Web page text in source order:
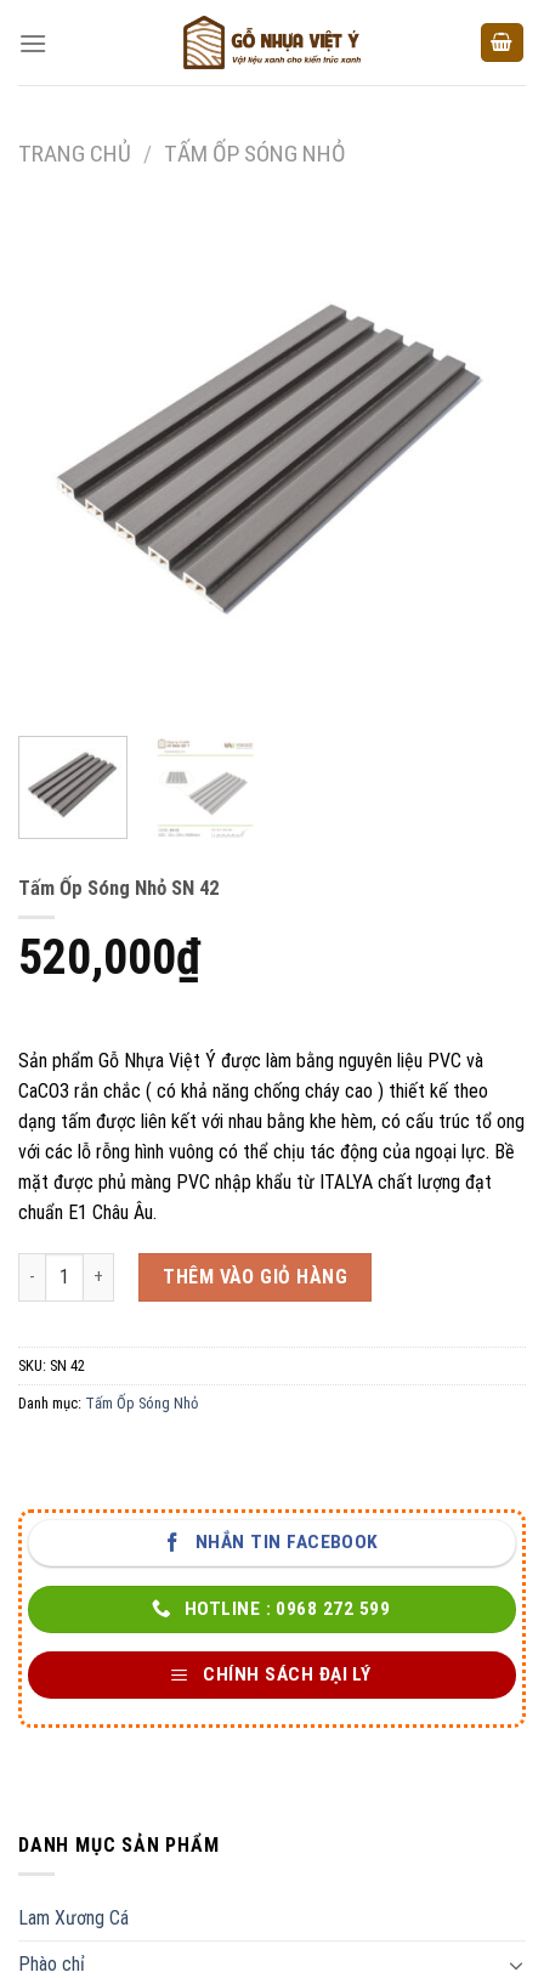
TRANG CHỦ / TẤM ỐP SÓNG NHỎ
Tấm Ốp Sóng Nhỏ SN 42
520,000₫
Sản phẩm Gỗ Nhựa Việt Ý được làm bằng nguyên liệu PVC và
CaCO3 rắn chắc ( có khả năng chống cháy cao ) thiết kế theo
dạng tấm được liên kết với nhau bằng khe hèm, có cấu trúc tổ ong
với các lỗ rỗng hình vuông có thể chịu tác động của ngoại lực. Bề
mặt được phủ màng PVC nhập khẩu từ ITALYA chất lượng đạt
chuẩn E1 Châu Âu.
Tấm Ốp Sóng Nhỏ SN 42 số lượngTHÊM VÀO GIỎ HÀNG
SKU: SN 42
Danh mục: Tấm Ốp Sóng Nhỏ
NHẮN TIN FACEBOOK
HOTLINE : 0968 272 599
CHÍNH SÁCH ĐẠI LÝ
DANH MỤC SẢN PHẨM
Lam Xương Cá
Phào chỉ